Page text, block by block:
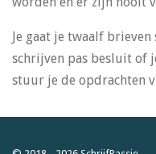
Je gaat je twaalf
schrijven pas besluit of
stuur je de opdrachten